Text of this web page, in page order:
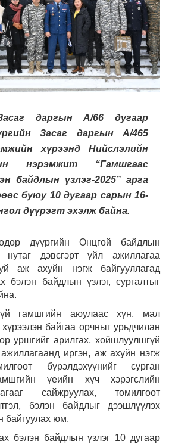
даргын А/66 дугаар
Засаг даргын А/465
хүрээнд Нийслэлийн
нэрэмжит “Гамшгаас
байдлын үзлэг-2025” арга
буюу 10 дугаар сарын 16-
дүүрэгт эхэлж байна.
дүүргийн Онцгой байдлын
нутаг дэвсгэрт үйл ажиллагаа
аж ахуйн нэгж байгууллагад
бэлэн байдлын үзлэг, сургалтыг
гамшгийн аюулаас хүн, мал
байгаа орчныг урьдчилан
уршгийг арилгах, хойшлуулшгүй
ажиллагаанд иргэн, аж ахуйн нэгж
бүрэлдэхүүнийг сурган
үеийн хүч хэрэгслийн
сайжруулах, томилгоот
бэлэн байдлыг дээшлүүлэх
байгуулах юм.
бэлэн байдлын үзлэг 10 дугаар